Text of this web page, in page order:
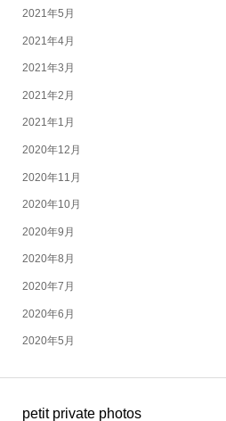
2021年5月
2021年4月
2021年3月
2021年2月
2021年1月
2020年12月
2020年11月
2020年10月
2020年9月
2020年8月
2020年7月
2020年6月
2020年5月
petit private photos